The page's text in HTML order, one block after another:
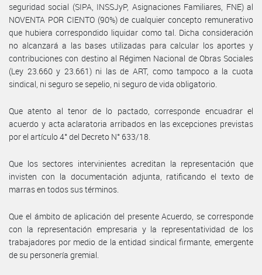
seguridad social (SIPA, INSSJyP, Asignaciones Familiares, FNE) al
NOVENTA POR CIENTO (90%) de cualquier concepto remunerativo
que hubiera correspondido liquidar como tal. Dicha consideración
no alcanzará a las bases utilizadas para calcular los aportes y
contribuciones con destino al Régimen Nacional de Obras Sociales
(Ley 23.660 y 23.661) ni las de ART, como tampoco a la cuota
sindical, ni seguro se sepelio, ni seguro de vida obligatorio.
Que atento al tenor de lo pactado, corresponde encuadrar el
acuerdo y acta aclaratoria arribados en las excepciones previstas
por el artículo 4° del Decreto N° 633/18.
Que los sectores intervinientes acreditan la representación que
invisten con la documentación adjunta, ratificando el texto de
marras en todos sus términos.
Que el ámbito de aplicación del presente Acuerdo, se corresponde
con la representación empresaria y la representatividad de los
trabajadores por medio de la entidad sindical firmante, emergente
de su personería gremial.